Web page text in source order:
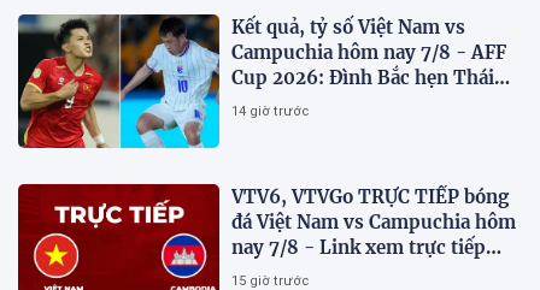
Kết quả, tỷ số Việt Nam vs
Campuchia hôm nay 7/8 - AFF
Cup 2026: Đình Bắc hẹn Thái
Lan ở chung kết?
14 giờ trước
VTV6, VTVGo TRỰC TIẾP bóng
đá Việt Nam vs Campuchia hôm
nay 7/8 - Link xem trực tiếp
AFF Cup 2026 mới nhất
15 giờ trước